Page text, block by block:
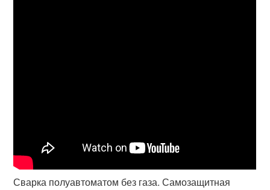
Сварка полуавтоматом без газа. Самозащитная